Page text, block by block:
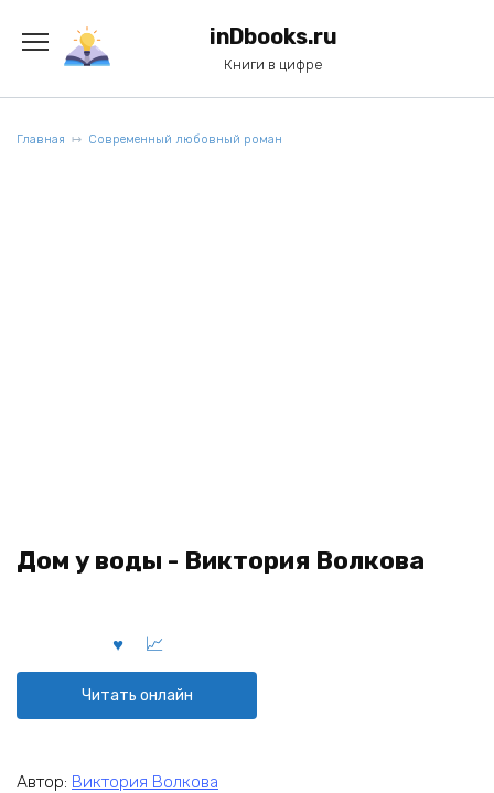
содержанию
inDbooks.ru
Книги в цифре
Главная Современный любовный роман
Дом у воды - Виктория Волкова
Читать онлайн
Автор: Виктория Волкова